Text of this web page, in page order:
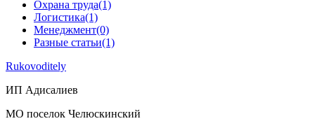
Охрана труда(1)
Логистика(1)
Менеджмент(0)
Разные статьи(1)
Rukovoditely
ИП Адисалиев
МО поселок Челюскинский